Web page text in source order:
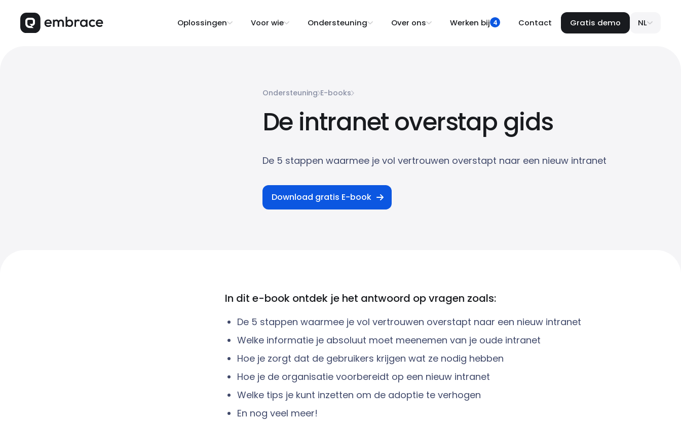
Oplossingen Voor wie Ondersteuning Over ons Werken bij 4 Contact Gratis demo NL
Ondersteuning E-books
De intranet overstap gids
De 5 stappen waarmee je vol vertrouwen overstapt naar een nieuw intranet
Download gratis E-book
In dit e-book ontdek je het antwoord op vragen zoals:
De 5 stappen waarmee je vol vertrouwen overstapt naar een nieuw intranet
Welke informatie je absoluut moet meenemen van je oude intranet
Hoe je zorgt dat de gebruikers krijgen wat ze nodig hebben
Hoe je de organisatie voorbereidt op een nieuw intranet
Welke tips je kunt inzetten om de adoptie te verhogen
En nog veel meer!